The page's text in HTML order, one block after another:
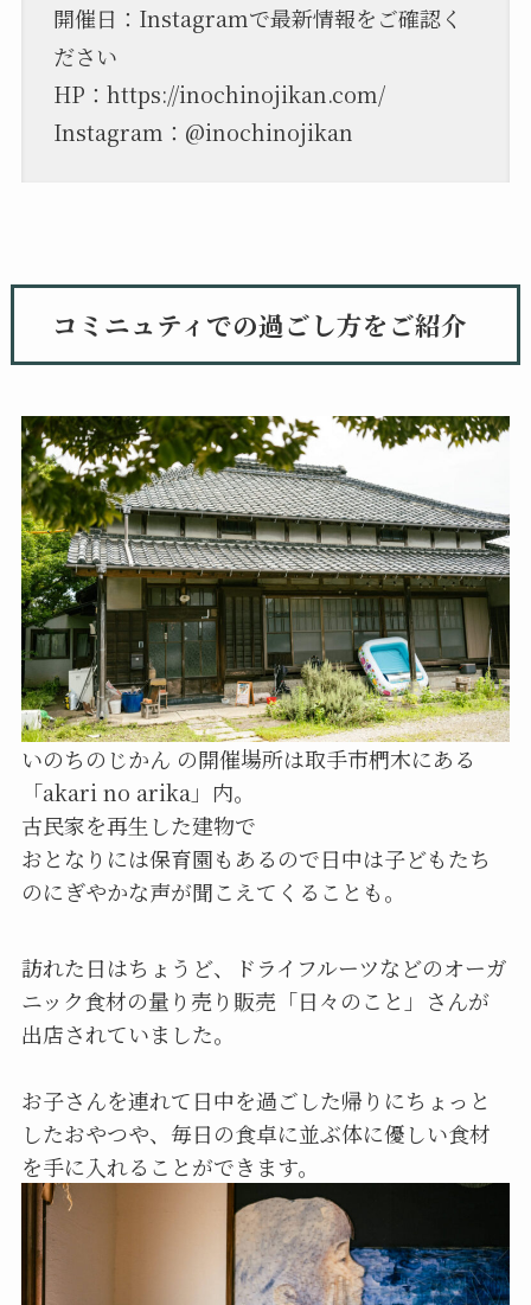
開催日：Instagramで最新情報をご確認く
ださい
HP： https://inochinojikan.com/
Instagram： @inochinojikan
コミニュティでの過ごし方をご紹介
いのちのじかん の開催場所は取手市椚木にある
「akari no arika」内。
古民家を再生した建物で
おとなりには保育園もあるので日中は子どもたち
のにぎやかな声が聞こえてくることも。
訪れた日はちょうど、ドライフルーツなどのオーガ
ニック食材の量り売り販売「日々のこと」さんが
出店されていました。
お子さんを連れて日中を過ごした帰りにちょっと
したおやつや、毎日の食卓に並ぶ体に優しい食材
を手に入れることができます。